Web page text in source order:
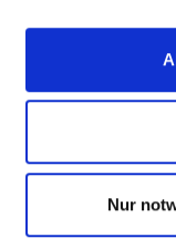
Nur
WEITERE
Informationen